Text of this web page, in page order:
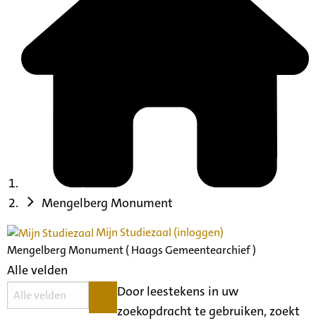
Mengelberg Monument
Mijn Studiezaal (inloggen)
Mengelberg Monument ( Haags Gemeentearchief )
Alle velden
Door leestekens in uw
zoekopdracht te gebruiken, zoekt